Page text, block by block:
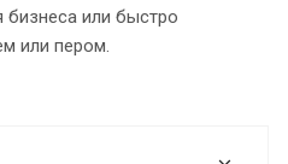
бизнеса или быстро
или пером.